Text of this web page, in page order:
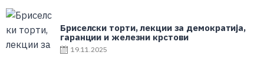
Бриселски торти, лекции за демократија,
гаранции и железни крстови
19.11.2025